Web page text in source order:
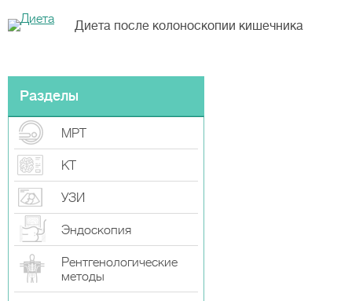
Диета после колоноскопии кишечника
Разделы
МРТ
КТ
УЗИ
Эндоскопия
Рентгенологические
методы